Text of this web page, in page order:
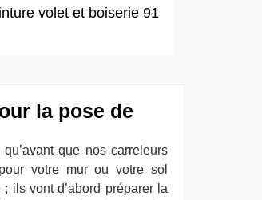
volet et boiserie 91
la pose de
que nos carreleurs
votre mur ou votre sol
ils vont d’abord préparer la